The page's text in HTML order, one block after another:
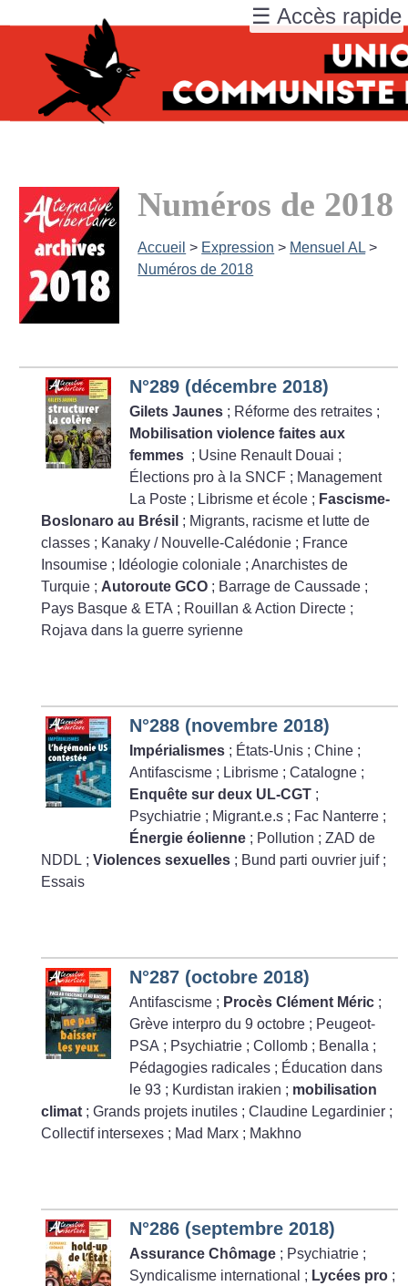
Numéros de 2018
Accueil > Expression > Mensuel AL >
Numéros de 2018
N°289 (décembre 2018)
Gilets Jaunes ; Réforme des retraites ;
Mobilisation violence faites aux
femmes ; Usine Renault Douai ;
Élections pro à la SNCF ; Management
La Poste ; Librisme et école ; Fascisme-
Boslonaro au Brésil ; Migrants, racisme et lutte de
classes ; Kanaky / Nouvelle-Calédonie ; France
Insoumise ; Idéologie coloniale ; Anarchistes de
Turquie ; Autoroute GCO ; Barrage de Caussade ;
Pays Basque & ETA ; Rouillan & Action Directe ;
Rojava dans la guerre syrienne
N°288 (novembre 2018)
Impérialismes ; États-Unis ; Chine ;
Antifascisme ; Librisme ; Catalogne ;
Enquête sur deux UL-CGT ;
Psychiatrie ; Migrant.e.s ; Fac Nanterre ;
Énergie éolienne ; Pollution ; ZAD de
NDDL ;Violences sexuelles ; Bund parti ouvrier juif ;
Essais
N°287 (octobre 2018)
Antifascisme ; Procès Clément Méric ;
Grève interpro du 9 octobre ; Peugeot-
PSA ; Psychiatrie ; Collomb ; Benalla ;
Pédagogies radicales ; Éducation dans
le 93 ; Kurdistan irakien ; mobilisation
climat ; Grands projets inutiles ; Claudine Legardinier ;
Collectif intersexes ; Mad Marx ; Makhno
N°286 (septembre 2018)
Assurance Chômage ; Psychiatrie ;
Syndicalisme international ; Lycées pro ;
☰ Accès rapide